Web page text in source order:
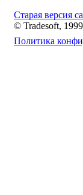
Старая версия
© Tradesoft,
Политика